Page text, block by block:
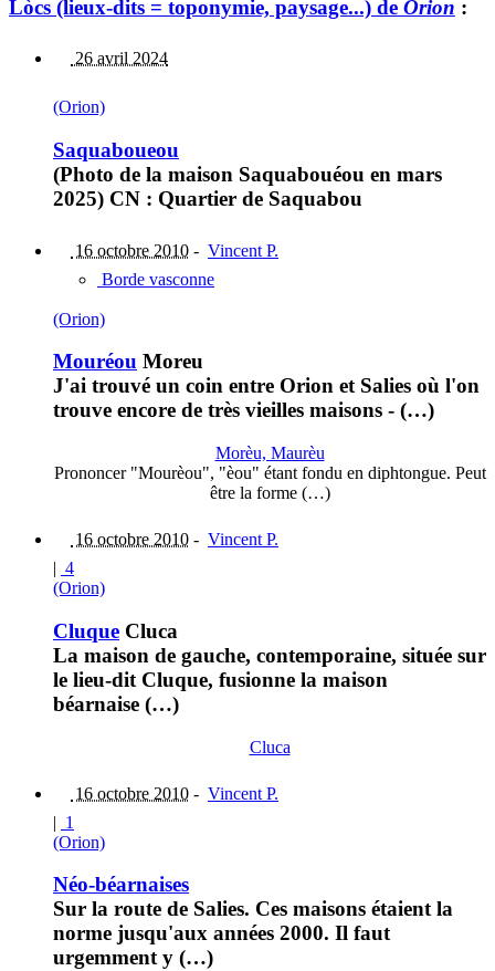
Lòcs (lieux-dits = toponymie, paysage...) de Orion :
26 avril 2024
(Orion)
Saquaboueou
(Photo de la maison Saquabouéou en mars
2025) CN : Quartier de Saquabou
16 octobre 2010 - Vincent P.
Borde vasconne
(Orion)
Mouréou Moreu
J'ai trouvé un coin entre Orion et Salies où l'on
trouve encore de très vieilles maisons - (…)
Morèu, Maurèu
Prononcer "Mourèou", "èou" étant fondu en diphtongue. Peut
être la forme (…)
16 octobre 2010 - Vincent P.
| 4
(Orion)
Cluque Cluca
La maison de gauche, contemporaine, située sur
le lieu-dit Cluque, fusionne la maison
béarnaise (…)
Cluca
16 octobre 2010 - Vincent P.
| 1
(Orion)
Néo-béarnaises
Sur la route de Salies. Ces maisons étaient la
norme jusqu'aux années 2000. Il faut
urgemment y (…)